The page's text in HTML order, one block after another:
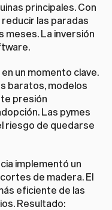
principales. Con
reducir las paradas
meses. La inversión
un momento clave.
baratos, modelos
presión
Las pymes
riesgo de quedarse
implementó un
de madera. El
eficiente de las
Resultado: